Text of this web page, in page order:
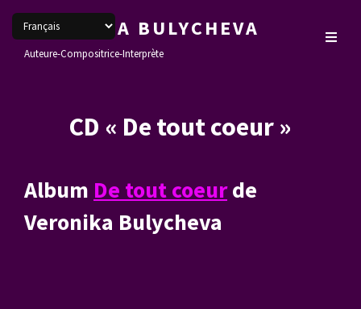
VERONIKA BULYCHEVA
Auteure-Compositrice-Interprète
CD « De tout coeur »
Album De tout coeurde
Veronika Bulycheva